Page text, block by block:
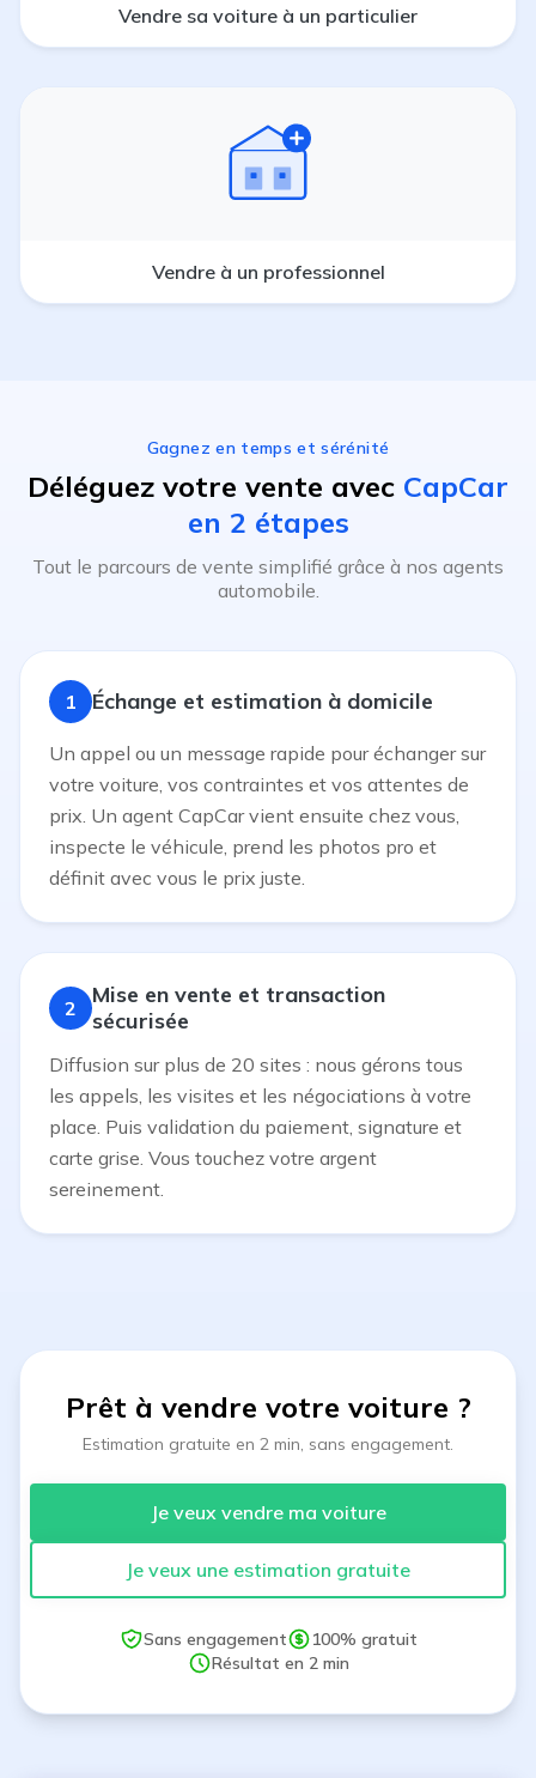
Vendre sa voiture à un particulier
Vendre à un professionnel
Gagnez en temps et sérénité
Déléguez votre vente avec CapCar
en 2 étapes
Tout le parcours de vente simplifié grâce à nos agents
automobile.
1 Échange et estimation à domicile
Un appel ou un message rapide pour échanger sur
votre voiture, vos contraintes et vos attentes de
prix. Un agent CapCar vient ensuite chez vous,
inspecte le véhicule, prend les photos pro et
définit avec vous le prix juste.
2
Mise en vente et transaction
sécurisée
Diffusion sur plus de 20 sites : nous gérons tous
les appels, les visites et les négociations à votre
place. Puis validation du paiement, signature et
carte grise. Vous touchez votre argent
sereinement.
Prêt à vendre votre voiture ?
Estimation gratuite en 2 min, sans engagement.
Je veux vendre ma voiture
Je veux une estimation gratuite
Sans engagement
100% gratuit
Résultat en 2 min